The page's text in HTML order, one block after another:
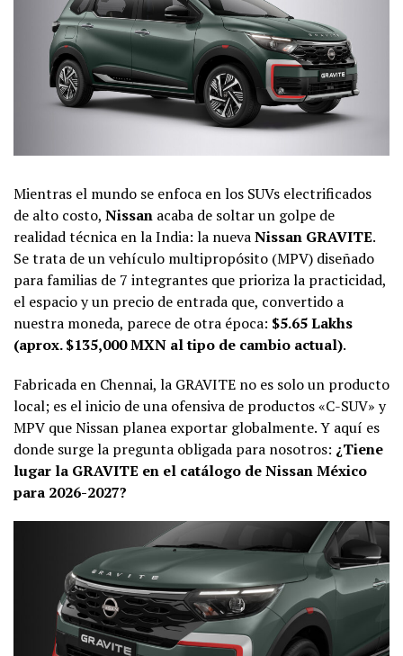
Mientras el mundo se enfoca en los SUVs electrificados
de alto costo, Nissan acaba de soltar un golpe de
realidad técnica en la India: la nuevaNissan GRAVITE.
Se trata de un vehículo multipropósito (MPV) diseñado
para familias de 7 integrantes que prioriza la practicidad,
el espacio y un precio de entrada que, convertido a
nuestra moneda, parece de otra época: $5.65 Lakhs
(aprox. $135,000 MXN al tipo de cambio actual).
Fabricada en Chennai, la GRAVITE no es solo un producto
local; es el inicio de una ofensiva de productos «C-SUV» y
MPV que Nissan planea exportar globalmente. Y aquí es
donde surge la pregunta obligada para nosotros: ¿Tiene
lugar la GRAVITE en el catálogo de Nissan México
para 2026-2027?